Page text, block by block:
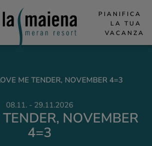
PIANIFICA
LA TUA
VACANZA
ME TENDER, NOVEMBER 4=3
08.11. - 29.11.2026
NOVEMBER
4=3